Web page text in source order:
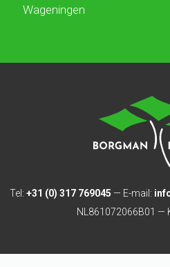
Wageningen
Tel: +31 (0) 317 769045 — E-mail:
NL861072066B01 —